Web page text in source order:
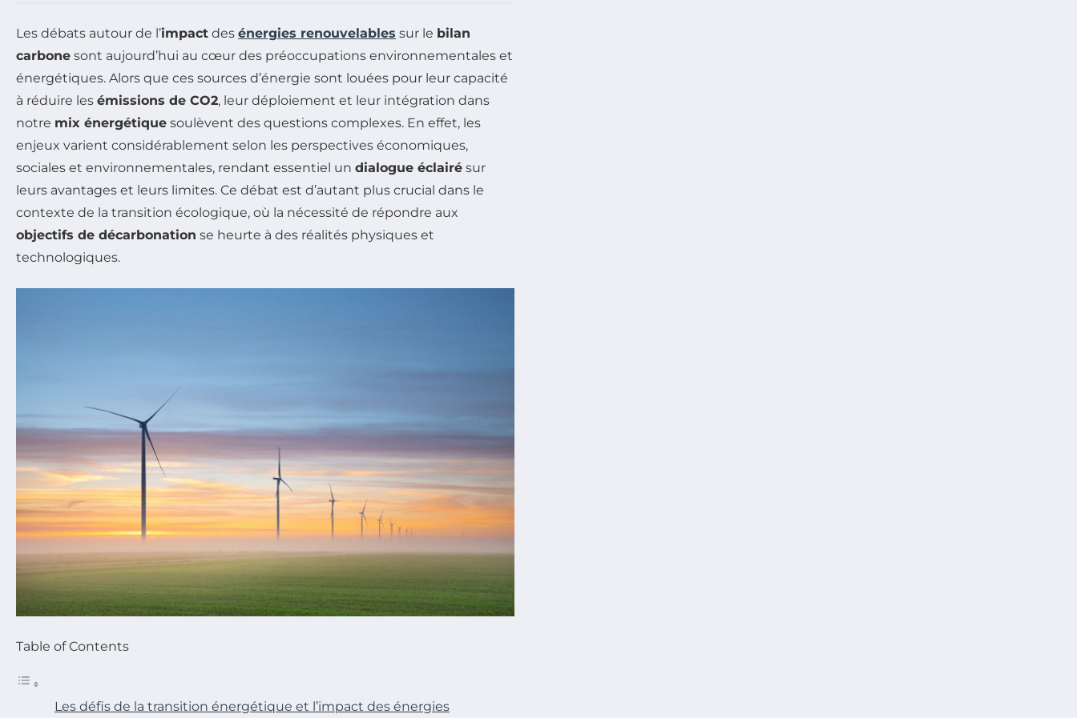
Les débats autour de l’impact des énergies renouvelables sur le bilan
carbone sont aujourd’hui au cœur des préoccupations environnementales et
énergétiques. Alors que ces sources d’énergie sont louées pour leur capacité
à réduire les émissions de CO2, leur déploiement et leur intégration dans
notre mix énergétique soulèvent des questions complexes. En effet, les
enjeux varient considérablement selon les perspectives économiques,
sociales et environnementales, rendant essentiel un dialogue éclairé sur
leurs avantages et leurs limites. Ce débat est d’autant plus crucial dans le
contexte de la transition écologique, où la nécessité de répondre aux
objectifs de décarbonation se heurte à des réalités physiques et
technologiques.
Table of Contents
Les défis de la transition énergétique et l’impact des énergies